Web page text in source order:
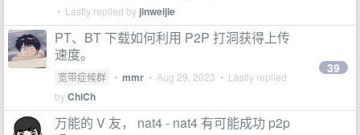
• Lastly replied by jinweijie
PT、BT 下载如何利用 P2P 打洞获得上传
速度。
宽带症候群 • mmr • Aug 29, 2023 • Lastly replied
byChiCh
39
万能的 V 友， nat4 - nat4 有可能成功 p2p